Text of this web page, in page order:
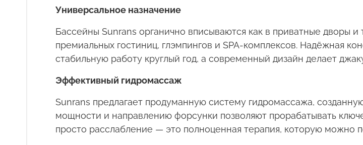
Универсальное назначение
Бассейны Sunrans органично вписываются как в приватные дворы
премиальных гостиниц, глэмпингов и SPA-комплексов. Надёжная
стабильную работу круглый год, а современный дизайн делает
Эффективный гидромассаж
Sunrans предлагает продуманную систему гидромассажа,
мощности и направлению форсунки позволяют прорабатывать
просто расслабление — это полноценная терапия, которую можно